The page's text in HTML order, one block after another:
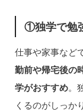
①独学で勉
仕事や家事など
勤前や帰宅後の
学がおすすめ。
くるのがしっか